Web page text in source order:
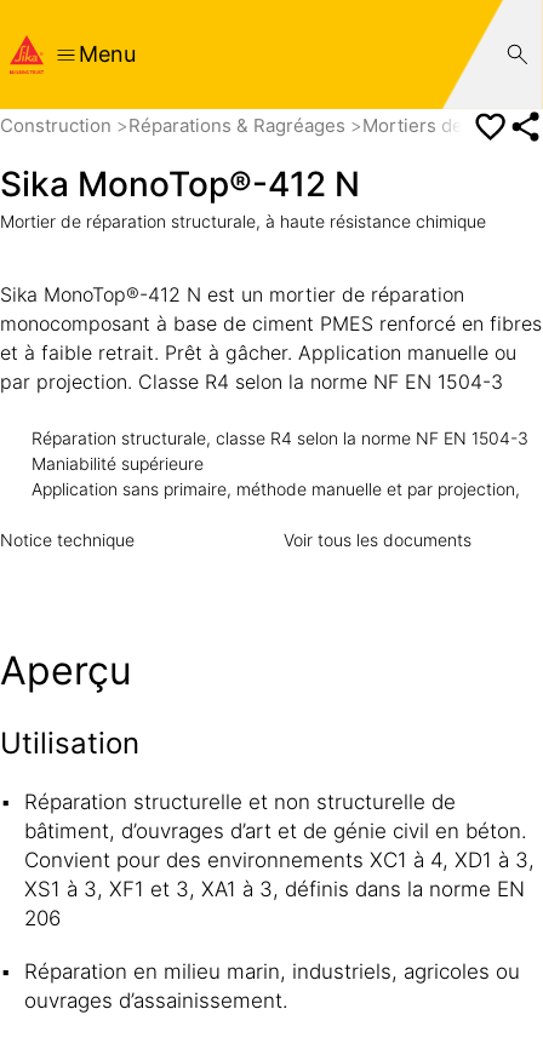
Menu
Construction Réparations & Ragréages Mortiers de
Sika MonoTop®-412 N
Mortier de réparation structurale, à haute résistance chimique
Sika MonoTop®-412 N est un mortier de réparation
monocomposant à base de ciment PMES renforcé en fibres
et à faible retrait. Prêt à gâcher. Application manuelle ou
par projection. Classe R4 selon la norme NF EN 1504-3
Réparation structurale, classe R4 selon la norme NF EN 1504-3
Maniabilité supérieure
Application sans primaire, méthode manuelle et par projection,
Notice technique Voir tous les documents
Aperçu
Utilisation
Réparation structurelle et non structurelle de
bâtiment, d’ouvrages d’art et de génie civil en béton.
Convient pour des environnements XC1 à 4, XD1 à 3,
XS1 à 3, XF1 et 3, XA1 à 3, définis dans la norme EN
206
Réparation en milieu marin, industriels, agricoles ou
ouvrages d’assainissement.